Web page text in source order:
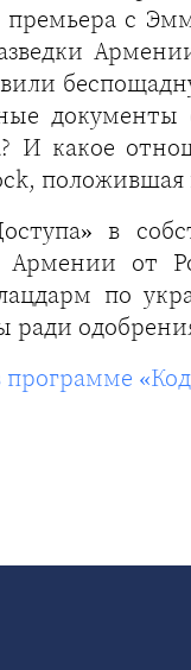
с
И какое
положившая
в
от
по
ради